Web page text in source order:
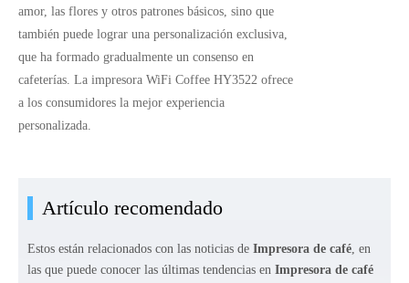
amor, las flores y otros patrones básicos, sino que
también puede lograr una personalización exclusiva,
que ha formado gradualmente un consenso en
cafeterías. La impresora WiFi Coffee HY3522 ofrece
a los consumidores la mejor experiencia
personalizada.
Artículo recomendado
Estos están relacionados con las noticias de Impresora de café, en
las que puede conocer las últimas tendencias en Impresora de café